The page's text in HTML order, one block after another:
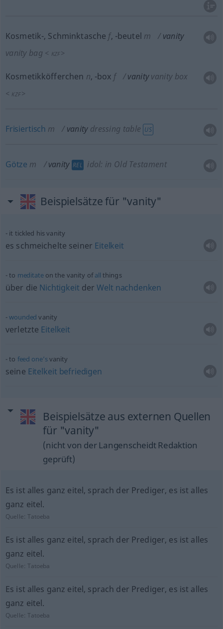
Kosmetik-, Schminktasche f, -beutel m
vanity
vanity bag < KZF>
Kosmetikköfferchen n, -box f vanity vanity box
< KZF>
Frisiertisch m vanity dressing table US
Götze m vanity REL idol: in Old Testament
Beispielsätze für "vanity"
it tickled his vanity
es schmeichelte seiner Eitelkeit
to meditateon the vanity ofall things
über die Nichtigkeit derWelt nachdenken
wounded vanity
verletzte Eitelkeit
to feed one’svanity
seine Eitelkeit befriedigen
Beispielsätze aus externen Quellen
für "vanity"
(nicht von der Langenscheidt Redaktion
geprüft)
Es ist alles ganz eitel, sprach der Prediger, es ist alles
ganz eitel.
Quelle:Tatoeba
Es ist alles ganz eitel, sprach der Prediger, es ist alles
ganz eitel.
Quelle:Tatoeba
Es ist alles ganz eitel, sprach der Prediger, es ist alles
ganz eitel.
Quelle:Tatoeba